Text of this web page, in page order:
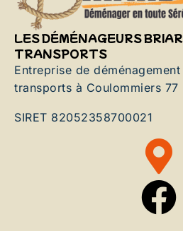
LES DÉMÉNAGEURS
TRANSPORTS
Entreprise de
transports à Coulommiers 77
SIRET 82052358700021